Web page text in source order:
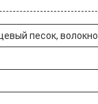
песок, волокно